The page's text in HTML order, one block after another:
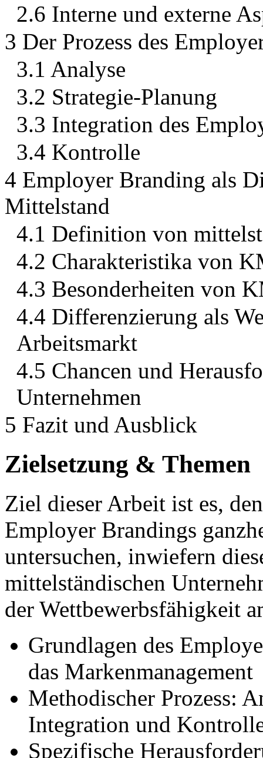
2.6 Interne und externe
3 Der Prozess des
3.1 Analyse
3.2 Strategie-Planung
3.3 Integration des
3.4 Kontrolle
4 Employer Branding als
Mittelstand
4.1 Definition von
4.2 Charakteristika von
4.3 Besonderheiten von
4.4 Differenzierung als
Arbeitsmarkt
4.5 Chancen und
Unternehmen
5 Fazit und Ausblick
Zielsetzung & Themen
Ziel dieser Arbeit ist es,
Employer Brandings
untersuchen, inwiefern
mittelständischen
der Wettbewerbsfähigkeit
Grundlagen des
das Markenmanagement
Methodischer Prozess:
Integration und
Spezifische